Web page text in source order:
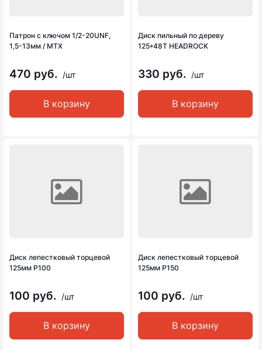
Патрон с ключом 1/2-20UNF,
1,5-13мм / MTX
470 руб. /шт
В корзину
Диск пильный по дереву
125*48Т HEADROCK
330 руб. /шт
В корзину
Диск лепестковый торцевой
125мм Р100
100 руб. /шт
В корзину
Диск лепестковый торцевой
125мм Р150
100 руб. /шт
В корзину